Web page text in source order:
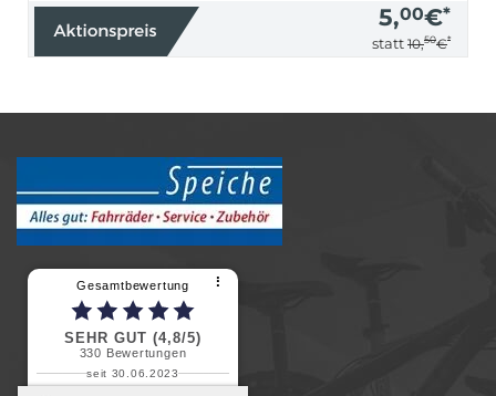
5,00€*
statt 10,50€*
Gesamtbewertung ⠇
SEHR GUT (4,8/5)
330 Bewertungen
seit 30.06.2023